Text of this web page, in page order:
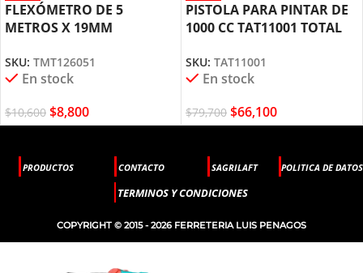
FLEXÓMETRO DE 5
METROS X 19MM
SKU: TMT126051
En stock
$10,600 $8,800
PISTOLA PARA PINTAR DE
1000 CC TAT11001 TOTAL
SKU: TAT11001
En stock
$79,700 $66,100
PRODUCTOS CONTACTO SAGRILAFT POLITICA DE DATOS
TERMINOS Y CONDICIONES
COPYRIGHT © 2015 - 2026 FERRETERIA LUIS PENAGOS